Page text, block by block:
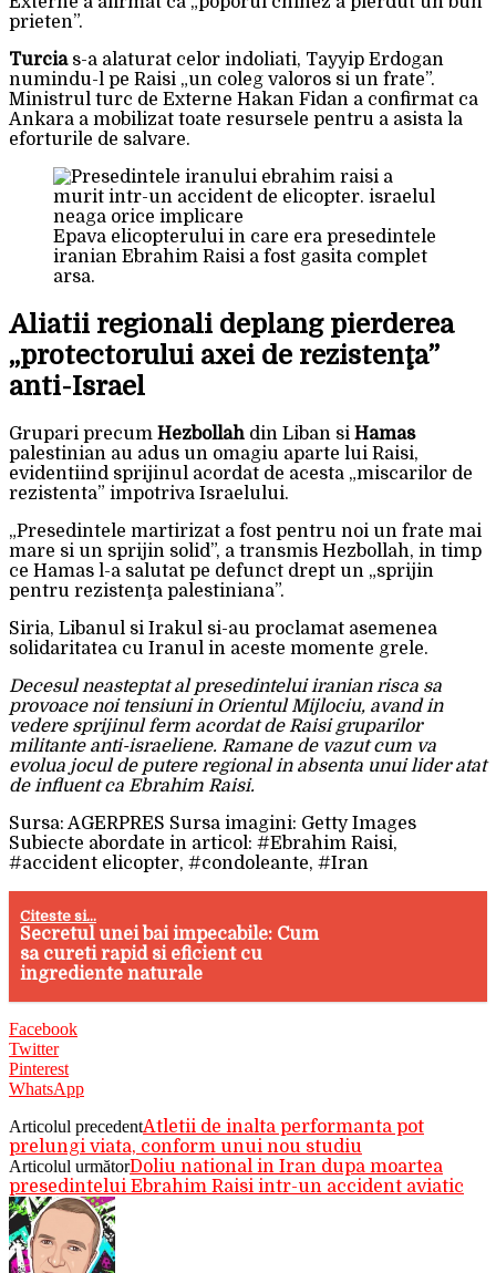
prieten”.
Turcias-a alaturat celor indoliati, Tayyip Erdogan
numindu-l pe Raisi „un coleg valoros si un frate”.
Ministrul turc de Externe Hakan Fidan a confirmat ca
Ankara a mobilizat toate resursele pentru a asista la
eforturile de salvare.
Epava elicopterului in care era presedintele
iranian Ebrahim Raisi a fost gasita complet
arsa.
Aliatii regionali deplang pierderea
„protectorului axei de rezistenţa”
anti-Israel
Grupari precum Hezbollah din Liban si Hamas
palestinian au adus un omagiu aparte lui Raisi,
evidentiind sprijinul acordat de acesta „miscarilor de
rezistenta” impotriva Israelului.
„Presedintele martirizat a fost pentru noi un frate mai
mare si un sprijin solid”, a transmis Hezbollah, in timp
ce Hamas l-a salutat pe defunct drept un „sprijin
pentru rezistenţa palestiniana”.
Siria, Libanul si Irakul si-au proclamat asemenea
solidaritatea cu Iranul in aceste momente grele.
Decesul neasteptat al presedintelui iranian risca sa
provoace noi tensiuni in Orientul Mijlociu, avand in
vedere sprijinul ferm acordat de Raisi gruparilor
militante anti-israeliene. Ramane de vazut cum va
evolua jocul de putere regional in absenta unui lider atat
de influent ca Ebrahim Raisi.
Sursa: AGERPRES Sursa imagini: Getty Images
Subiecte abordate in articol: #Ebrahim Raisi,
#accident elicopter, #condoleante, #Iran
Citeste si...
Secretul unei bai impecabile: Cum
sa cureti rapid si eficient cu
ingrediente naturale
Facebook
Twitter
Pinterest
WhatsApp
Articolul precedentAtletii de inalta performanta pot
prelungi viata, conform unui nou studiu
Articolul următorDoliu national in Iran dupa moartea
presedintelui Ebrahim Raisi intr-un accident aviatic